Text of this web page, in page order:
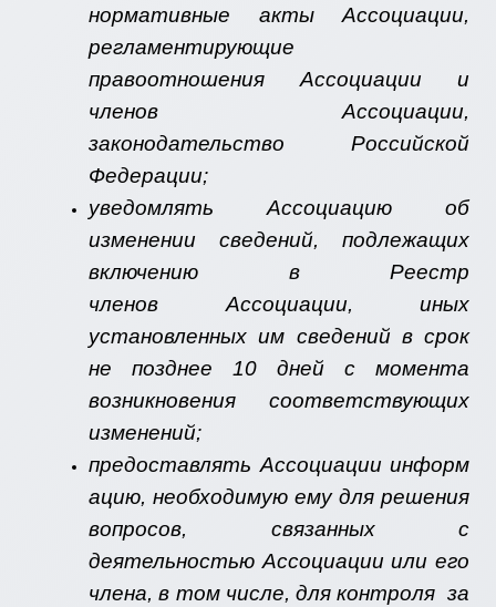
нормативные акты Ассоциации,
регламентирующие
правоотношения Ассоциации и
членов Ассоциации,
законодательство Российской
Федерации;
уведомлять Ассоциацию об
изменении сведений, подлежащих
включению в Реестр
членов Ассоциации, иных
установленных им сведений в срок
не позднее 10 дней с момента
возникновения соответствующих
изменений;
предоставлять Ассоциации информ
ацию, необходимую ему для решения
вопросов, связанных с
деятельностью Ассоциации или его
члена, в том числе, для контроля за